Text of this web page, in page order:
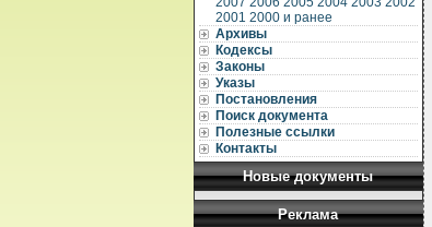
2001 2000 и ранее
Архивы
Кодексы
Законы
Указы
Постановления
Поиск документа
Полезные ссылки
Контакты
Новые документы
Реклама